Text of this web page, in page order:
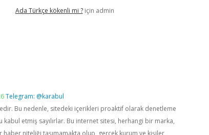
Ada Türkçe kökenli mi ?için admin
Telegram: @karabul
Bu nedenle, sitedeki içerikleri proaktif olarak denetleme
etmiş sayılırlar. Bu internet sitesi, herhangi bir marka,
haber niteliği taşımamakta olup, gerçek kurum ve kişiler